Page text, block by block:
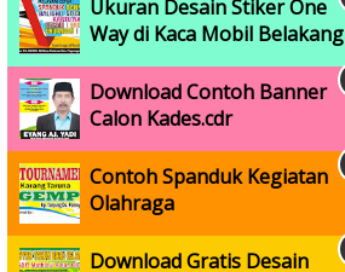
Ukuran Desain Stiker One
Way di Kaca Mobil Belakang
Download Contoh Banner
Calon Kades.cdr
Contoh Spanduk Kegiatan
Olahraga
Download Gratis Desain